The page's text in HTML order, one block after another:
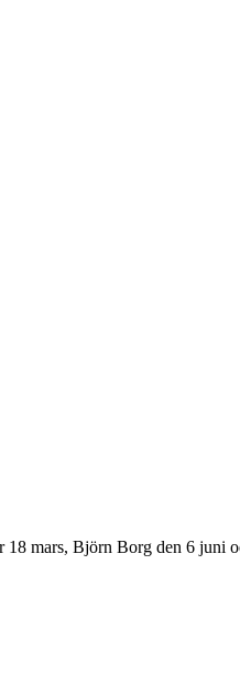
mars, Björn Borg den 6 juni